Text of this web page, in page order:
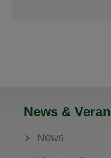
News &
News